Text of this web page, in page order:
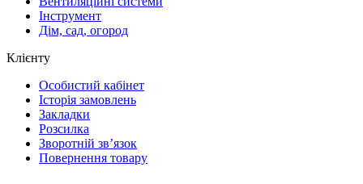
Інструмент
Дім, сад, огород
Клієнту
Особистий кабінет
Історія замовлень
Закладки
Розсилка
Зворотній зв’язок
Повернення товару